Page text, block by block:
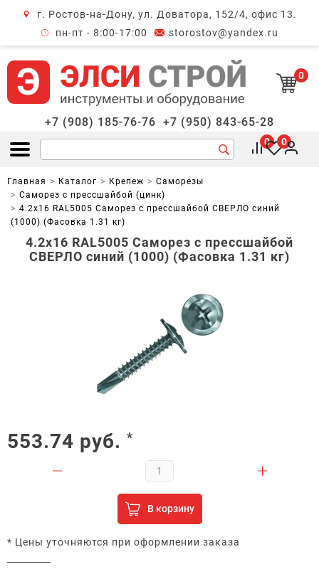
г. Ростов-на-Дону, ул. Доватора, 152/4, офис 13.
пн-пт - 8:00-17:00
storostov@yandex.ru
0
+7 (908) 185-76-76 +7 (950) 843-65-28
Открыть меню
0 0
Главная Каталог Крепеж
Саморезы
Саморез с прессшайбой (цинк)
4.2х16 RAL5005 Саморез с прессшайбой СВЕРЛО синий
(1000) (Фасовка 1.31 кг)
4.2х16 RAL5005 Саморез с прессшайбой
СВЕРЛО синий (1000) (Фасовка 1.31 кг)
553.74 руб. *
В корзину
* Цены уточняются при оформлении заказа